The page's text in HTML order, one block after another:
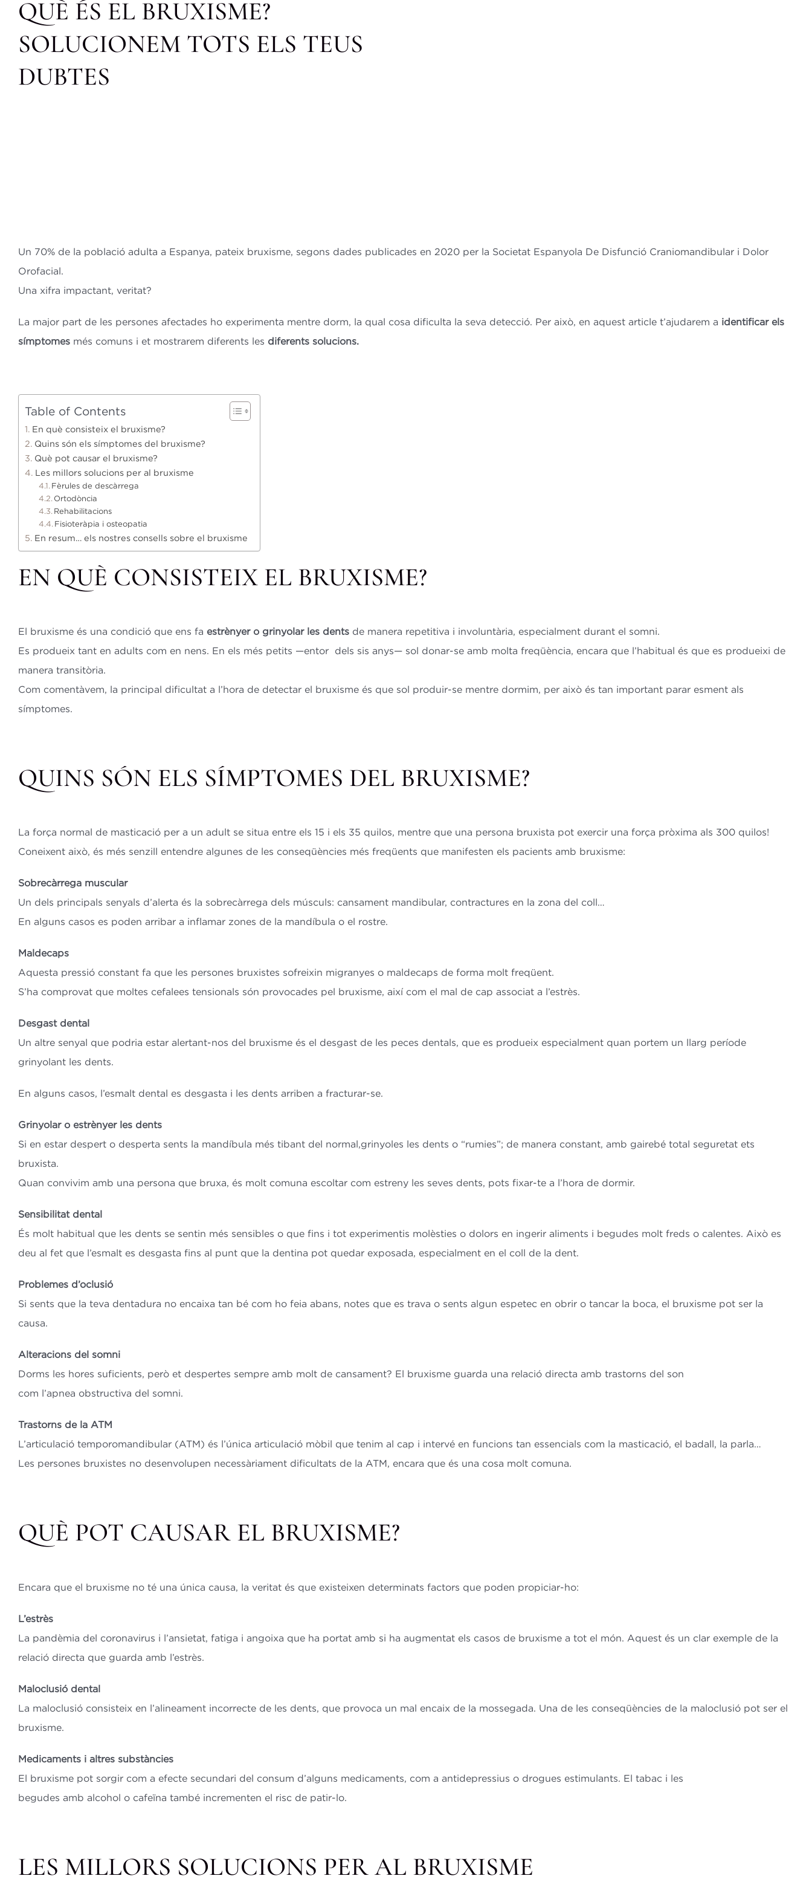
QUÈ ÉS EL BRUXISME?
SOLUCIONEM TOTS ELS TEUS
DUBTES
Un 70% de la població adulta a Espanya, pateix bruxisme, segons dades publicades en 2020 per la Societat Espanyola De Disfunció Craniomandibular i Dolor
Orofacial.
Una xifra impactant, veritat?
La major part de les persones afectades ho experimenta mentre dorm, la qual cosa dificulta la seva detecció. Per això, en aquest article t’ajudarem a identificar els
símptomesmés comuns i et mostrarem diferents les diferents solucions.
Table of Contents
En què consisteix el bruxisme?
Quins són els símptomes del bruxisme?
Què pot causar el bruxisme?
Les millors solucions per al bruxisme
Fèrules de descàrrega
Ortodòncia
Rehabilitacions
Fisioteràpia i osteopatia
En resum… els nostres consells sobre el bruxisme
EN QUÈ CONSISTEIX EL BRUXISME?
El bruxisme és una condició que ens fa estrènyer o grinyolar les dentsde manera repetitiva i involuntària, especialment durant el somni.
Es produeix tant en adults com en nens. En els més petits —entor dels sis anys— sol donar-se amb molta freqüència, encara que l’habitual és que es produeixi de
manera transitòria.
Com comentàvem, la principal dificultat a l’hora de detectar el bruxisme és que sol produir-se mentre dormim, per això és tan important parar esment als
símptomes.
QUINS SÓN ELS SÍMPTOMES DEL BRUXISME?
La força normal de masticació per a un adult se situa entre els 15 i els 35 quilos, mentre que una persona bruxista pot exercir una força pròxima als 300 quilos!
Coneixent això, és més senzill entendre algunes de les conseqüències més freqüents que manifesten els pacients amb bruxisme:
Sobrecàrrega muscular
Un dels principals senyals d’alerta és la sobrecàrrega dels músculs: cansament mandibular, contractures en la zona del coll…
En alguns casos es poden arribar a inflamar zones de la mandíbula o el rostre.
Maldecaps
Aquesta pressió constant fa que les persones bruxistes sofreixin migranyes o maldecaps de forma molt freqüent.
S’ha comprovat que moltes cefalees tensionals són provocades pel bruxisme, així com el mal de cap associat a l’estrès.
Desgast dental
Un altre senyal que podria estar alertant-nos del bruxisme és el desgast de les peces dentals, que es produeix especialment quan portem un llarg període
grinyolant les dents.
En alguns casos, l’esmalt dental es desgasta i les dents arriben a fracturar-se.
Grinyolar o estrènyer les dents
Si en estar despert o desperta sents la mandíbula més tibant del normal,grinyoles les dents o “rumies”; de manera constant, amb gairebé total seguretat ets
bruxista.
Quan convivim amb una persona que bruxa, és molt comuna escoltar com estreny les seves dents, pots fixar-te a l’hora de dormir.
Sensibilitat dental
És molt habitual que les dents se sentin més sensibles o que fins i tot experimentis molèsties o dolors en ingerir aliments i begudes molt freds o calentes. Això es
deu al fet que l’esmalt es desgasta fins al punt que la dentina pot quedar exposada, especialment en el coll de la dent.
Problemes d’oclusió
Si sents que la teva dentadura no encaixa tan bé com ho feia abans, notes que es trava o sents algun espetec en obrir o tancar la boca, el bruxisme pot ser la
causa.
Alteracions del somni
Dorms les hores suficients, però et despertes sempre amb molt de cansament? El bruxisme guarda una relació directa amb trastorns del son
com l’apnea obstructiva del somni.
Trastorns de la ATM
L’articulació temporomandibular (ATM) és l’única articulació mòbil que tenim al cap i intervé en funcions tan essencials com la masticació, el badall, la parla…
Les persones bruxistes no desenvolupen necessàriament dificultats de la ATM, encara que és una cosa molt comuna.
QUÈ POT CAUSAR EL BRUXISME?
Encara que el bruxisme no té una única causa, la veritat és que existeixen determinats factors que poden propiciar-ho:
L’estrès
La pandèmia del coronavirus i l’ansietat, fatiga i angoixa que ha portat amb si ha augmentat els casos de bruxisme a tot el món. Aquest és un clar exemple de la
relació directa que guarda amb l’estrès.
Maloclusió dental
La maloclusió consisteix en l’alineament incorrecte de les dents, que provoca un mal encaix de la mossegada. Una de les conseqüències de la maloclusió pot ser el
bruxisme.
Medicaments i altres substàncies
El bruxisme pot sorgir com a efecte secundari del consum d’alguns medicaments, com a antidepressius o drogues estimulants. El tabac i les
begudes amb alcohol o cafeïna també incrementen el risc de patir-lo.
LES MILLORS SOLUCIONS PER AL BRUXISME